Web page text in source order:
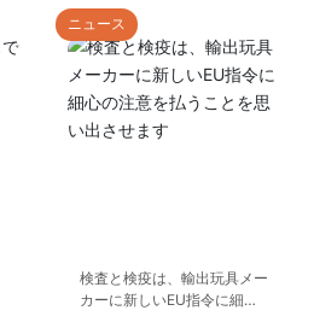
ニュース
検査と検疫は、輸出玩具メー
カーに新しいEU指令に細心